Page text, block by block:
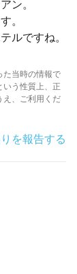
ン。
。
ルですね。
た当時の情報で
いう性質上、正
え、ご利用くだ
を報告する